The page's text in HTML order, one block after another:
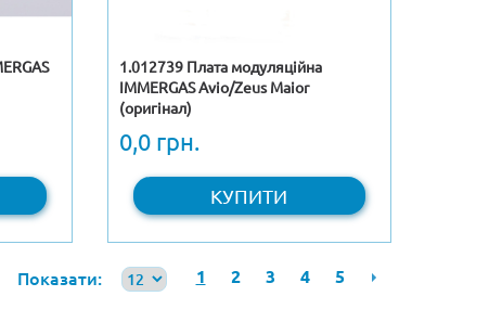
1.012739 Плата модуляційна
IMMERGAS Avio/Zeus Maior
(оригінал)
0,0 грн.
КУПИТИ
1 2 3 4 5
Показати